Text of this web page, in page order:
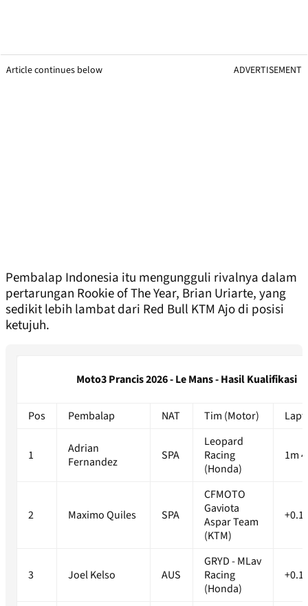
Article continues below ADVERTISEMENT
Pembalap Indonesia itu mengungguli rivalnya dalam
pertarungan Rookie of The Year, Brian Uriarte, yang
sedikit lebih lambat dari Red Bull KTM Ajo di posisi
ketujuh.
Moto3 Prancis 2026 - Le Mans - Hasil Kualifikasi
Pos Pembalap NAT Tim (Motor)
1
Adrian
Fernandez
SPA
Leopard
Racing
(Honda)
1m
2 Maximo Quiles SPA
CFMOTO
Gaviota
Aspar Team
(KTM)
3 Joel Kelso AUS
GRYD - MLav
Racing
(Honda)